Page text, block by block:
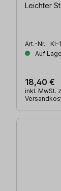
Leichter
Art.-Nr.: KI-
Auf
18,40 €
inkl. MwSt.